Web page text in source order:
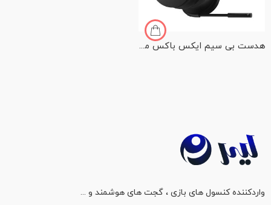
هدست بی سیم ایکس باکس مدل XBOX Wireless Headset 2024 Edition
واردکننده کنسول های بازی ، گجت های هوشمند و ...